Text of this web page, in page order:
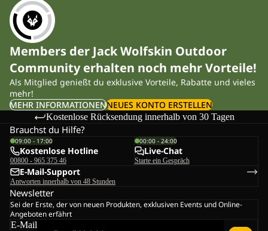
Members der Jack Wolfskin Outdoor
Community erhalten noch mehr Vorteile!
Als Mitglied genießt du exklusive Vorteile, Rabatte und vieles
mehr!
MEHR INFORMATIONENNEUES KONTO ERSTELLEN
Kostenlose Rücksendung innerhalb von 30 Tagen
Brauchst du Hilfe?
09:00 - 17:00
Kostenlose Hotline
00800 - 965 375 46
00:00 - 24:00
Live-Chat
Starte ein Gespräch
E-Mail-Support
Antworten innerhalb von 48 Stunden
Newsletter
Sei der Erste, der von neuen Produkten, exklusiven Events und Online-
Angeboten erfährt
E-Mail